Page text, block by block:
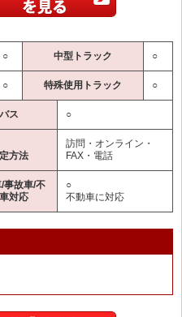
○ 中型トラック ○
○ 特殊使用トラック ○
バス ○
方法
訪問・オンライン・
FAX・電話
事故車/不
対応
○
不動車に対応